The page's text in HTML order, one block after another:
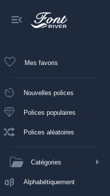
Mes favoris
Nouvelles polices
Polices populaires
Polices aléatoires
Catégories
Alphabétiquement